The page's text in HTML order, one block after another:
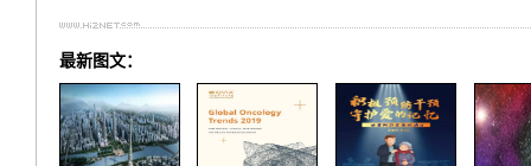
最新图文：